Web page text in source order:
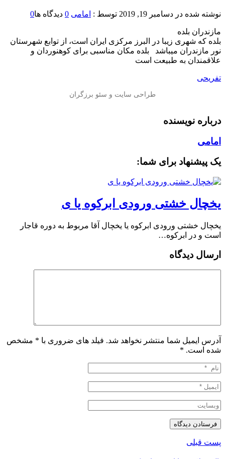
نوشته شده در دسامبر 19, 2019 توسط : امامی 0 دیدگاه ها0
مازندران بلده
بلده که شهری زیبا در البرز مرکزی ایران است، از توابع شهرستان
نور مازندران میباشد بلده مکان مناسبی برای کوهنوردان و
علاقمندان به طبیعت است
تفریحی
درباره نویسنده
امامی
یک پیشنهاد برای شما:
یخچال خشتی ورودی ابرکوه یا ی
یخچال خشتی ورودی ابرکوه یا یخچال آقا مربوط به دوره قاجار
است و در ابرکوه…
ارسال دیدگاه
آدرس ایمیل شما منتشر نخواهد شد. فیلد های ضروری با * مشخص
شده است. *
پست قبلی